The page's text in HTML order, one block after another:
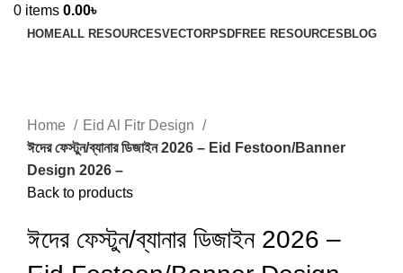
0 items 0.00৳
HOMEALL RESOURCESVECTORPSDFREE RESOURCES BLOG
Home
Eid Al Fitr Design
ঈদের ফেস্টুন/ব্যানার ডিজাইন 2026 – Eid Festoon/Banner
Design 2026 –
Back to products
ঈদের ফেস্টুন/ব্যানার ডিজাইন 2026 –